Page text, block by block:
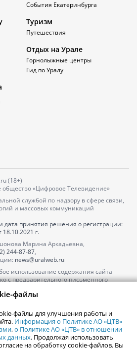
События Екатеринбурга
Туризм
Путешествия
Отдых на Урале
Горнолыжные центры
Гид по Уралу
(18+)
общество «Цифровое Телевидение»
службой по надзору в сфере связи,
и массовых коммуникаций
дата принятия решения о регистрации:
18.10.2021 г.
Марина Аркадьевна,
244-87-87,
news@uralweb.ru
использование содержания сайта
с предварительного письменного
обращайтесь по тел.
информации в разделе «Афиша»
на использование сайта
файлы
файлы для улучшения работы и
Информация о Политике АО «ЦТВ»
,о Политике АО «ЦТВ» в отношении
данных. Продолжая использовать
на обработку cookie-файлов. Вы